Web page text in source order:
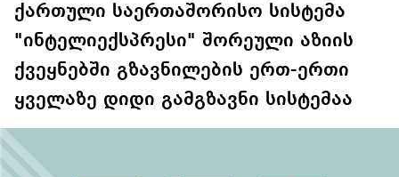
ქართული საერთაშორისო სისტემა
"ინტელიექსპრესი" შორეული აზიის
ქვეყნებში გზავნილების ერთ-ერთი
ყველაზე დიდი გამგზავნი სისტემაა